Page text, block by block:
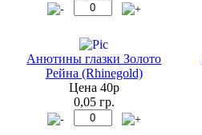
Анютины глазки Золото
Рейна (Rhinegold)
Цена 40р
0,05 гр.